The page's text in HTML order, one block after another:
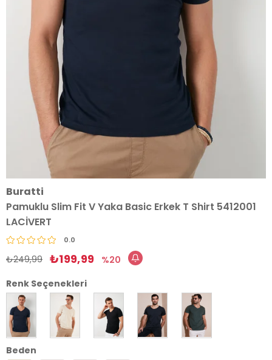
Buratti
Pamuklu Slim Fit V Yaka Basic Erkek T Shirt 5412001
LACİVERT
0.0
₺249,99 ₺199,99
20
Renk Seçenekleri
Beden